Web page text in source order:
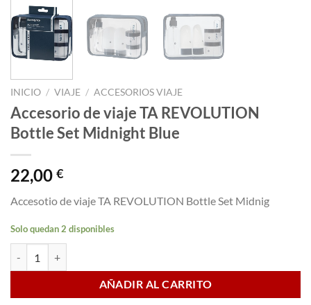
INICIO / VIAJE / ACCESORIOS VIAJE
Accesorio de viaje TA REVOLUTION
Bottle Set Midnight Blue
22,00 €
Accesotio de viaje TA REVOLUTION Bottle Set Midnig
Solo quedan 2 disponibles
AÑADIR AL CARRITO